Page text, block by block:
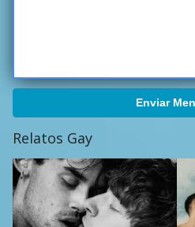
Enviar
Relatos Gay